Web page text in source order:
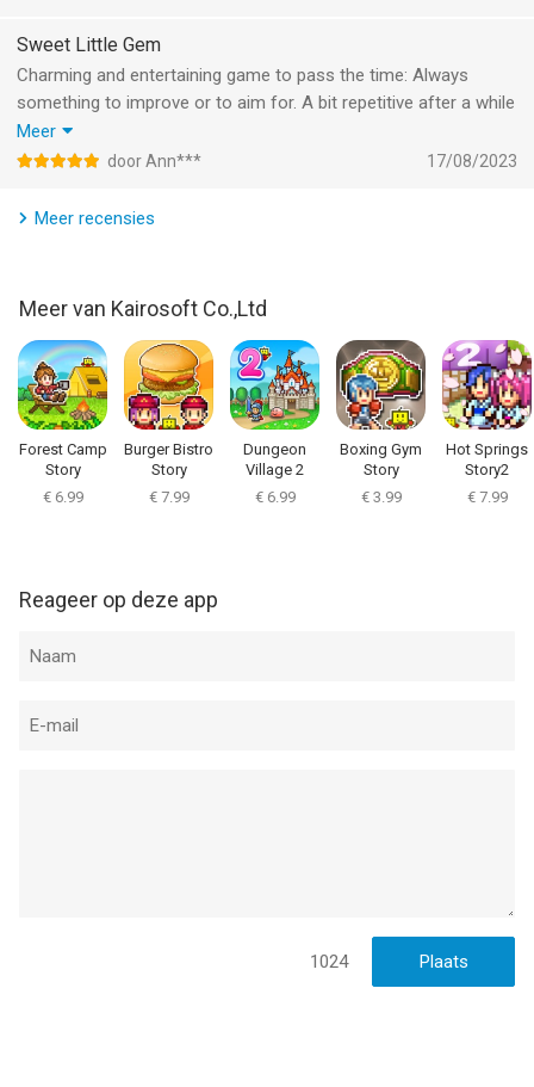
Sweet Little Gem
Charming and entertaining game to pass the time: Always
something to improve or to aim for. A bit repetitive after a while
though. Especially having to watch the same messages and
animations every time gets boring. It would be nice if it would
Meer
door Ann*** 17/08/2023
Meer recensies
Meer van Kairosoft Co.,Ltd
Forest Camp
Story
€ 6.99
Burger Bistro
Story
€ 7.99
Dungeon
Village 2
€ 6.99
Boxing Gym
Story
€ 3.99
Hot Springs
Story2
€ 7.99
Reageer op deze app
1024